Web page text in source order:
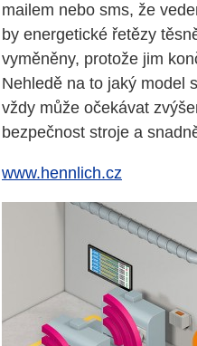
mailem nebo sms, že
by energetické řetězy
vyměněny, protože jim
Nehledě na to jaký model
vždy může očekávat
bezpečnost stroje a
www.hennlich.cz